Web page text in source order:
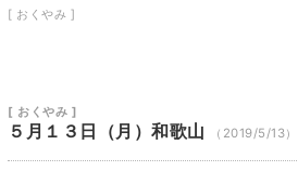
28
19
20 21 22
26
27 28 29
[ おくやみ ]
[ おくやみ ]
５月１３日（月）和歌山 （2019/5/13）